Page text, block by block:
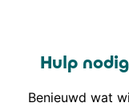
Hulp
Benieuwd wat